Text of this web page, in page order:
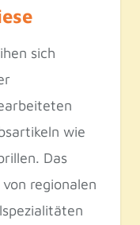
sich
wie
Das
regionalen